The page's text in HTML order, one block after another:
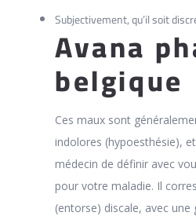
Subjectivement, qu’il soit
Avana
belgique
Ces maux sont
indolores (hypoesthésie),
médecin de définir avec
pour votre maladie. Il
(entorse) discale, avec